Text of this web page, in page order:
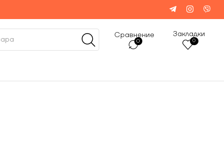
Сравнение
0
Закладки
0